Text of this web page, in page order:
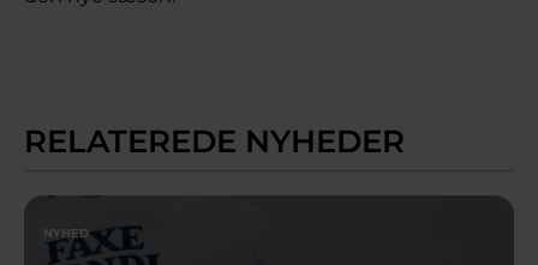
RELATEREDE NYHEDER
NYHED